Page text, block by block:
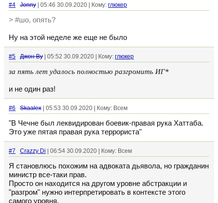
#4 Jonny | 05:46 30.09.2020 | Кому: глюкер
> #шо, опять?
Ну на этой неделе же еще не было
#5 Джон Ву | 05:52 30.09.2020 | Кому: глюкер
за пять лет удалось полностью разгромить ИГ*
и не один раз!
#6 Skaalex | 05:53 30.09.2020 | Кому: Всем
"В Чечне был леквидирован боевик-правая рука Хаттаба.
Это уже пятая правая рука террориста"
#7 Crazzy Di | 06:54 30.09.2020 | Кому: Всем
Я становлюсь похожим на адвоката дьявола, но гражданин
министр все-таки прав.
Просто он находится на другом уровне абстракции и
"разгром" нужно интерпретировать в контексте этого
самого уровня.